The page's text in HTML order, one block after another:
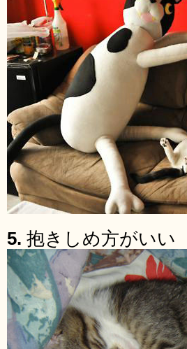
5. 抱きしめ方がいい